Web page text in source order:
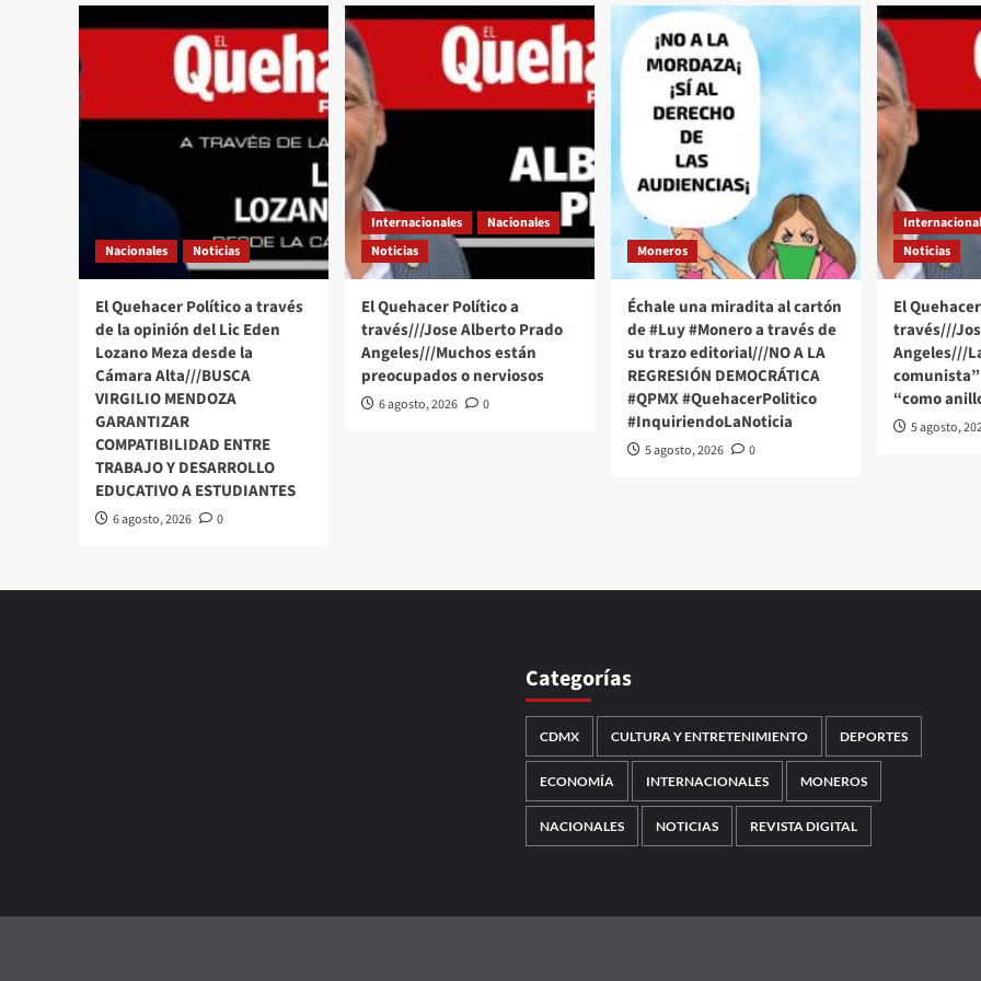
beneficio
más
trabajadores
Nacionales Noticias
El Quehacer Político a través
de la opinión del Lic Eden
Lozano Meza desde la
Cámara Alta///BUSCA
VIRGILIO MENDOZA
GARANTIZAR
COMPATIBILIDAD ENTRE
TRABAJO Y DESARROLLO
EDUCATIVO A ESTUDIANTES
6 agosto, 2026 0
Internacionales
Nacionales
Noticias
El Quehacer Político a
través///Jose Alberto Prado
Angeles///Muchos están
preocupados o nerviosos
6 agosto, 2026 0
Moneros
Échale una miradita al cartón
de #Luy #Monero a través de
su trazo editorial///NO A LA
REGRESIÓN DEMOCRÁTICA
#QPMX #QuehacerPolitico
#InquiriendoLaNoticia
5 agosto, 2026 0
Noticias
El
través///
Angeles///
“como
5 agosto,
Categorías
CDMX CULTURA Y ENTRETENIMIENTO DEPORTES
ECONOMÍA INTERNACIONALES MONEROS
NACIONALES NOTICIAS REVISTA DIGITAL